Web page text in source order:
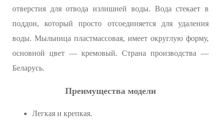
отверстия для отвода излишней воды. Вода стекает в
поддон, который просто отсоединяется для удаления
воды. Мыльница пластмассовая, имеет округлую форму,
основной цвет — кремовый. Страна производства —
Беларусь.
Преимущества модели
Легкая и крепкая.